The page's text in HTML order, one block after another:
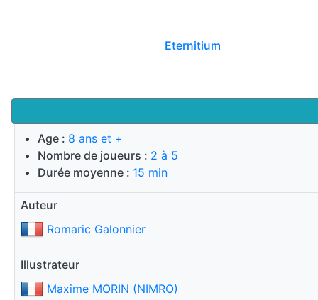
Age : 8 ans et +
Nombre de joueurs : 2 à 5
Durée moyenne : 15 min
Auteur
Romaric Galonnier
Illustrateur
Maxime MORIN (NIMRO)
Eternitium